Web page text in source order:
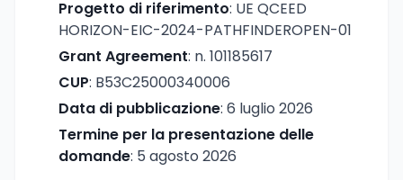
Progetto di riferimento: UE QCEED
HORIZON-EIC-2024-PATHFINDEROPEN-01
Grant Agreement: n. 101185617
CUP: B53C25000340006
Data di pubblicazione: 6 luglio 2026
Termine per la presentazione delle
domande: 5 agosto 2026